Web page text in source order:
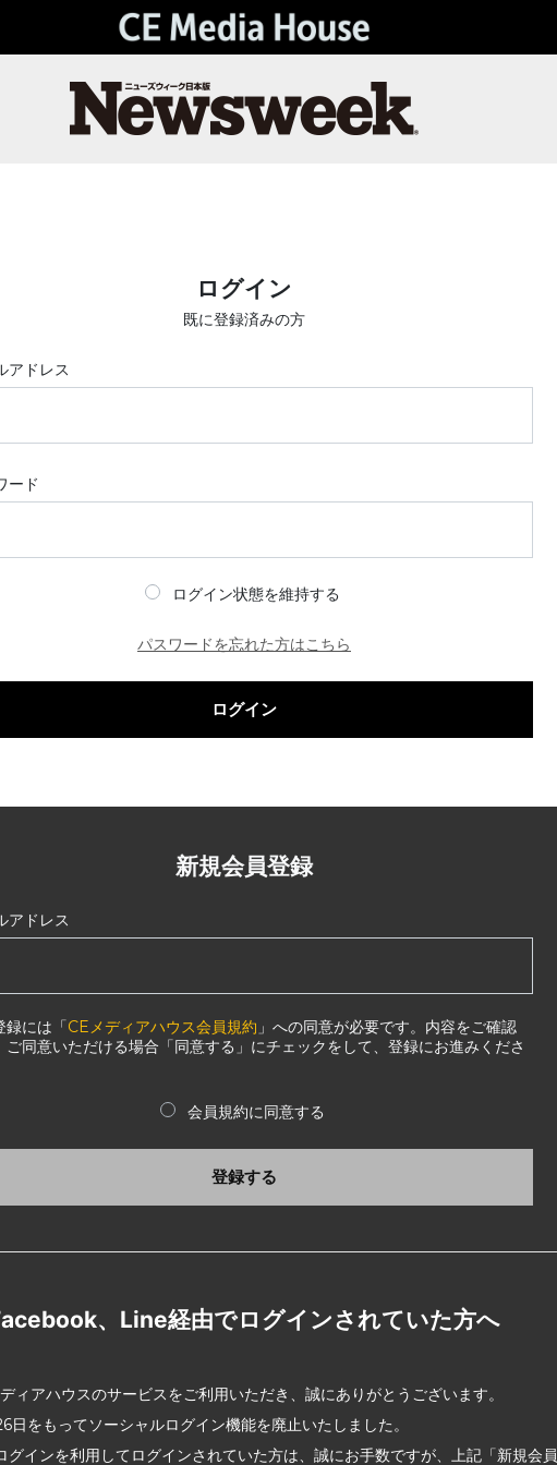
ログイン
既に登録済みの方
アドレス
ード
ログイン状態を維持する
パスワードを忘れた方はこちら
ログイン
新規会員登録
アドレス
録には「CEメディアハウス会員規約 」への同意が必要です。内容をご確認
ご同意いただける場合「同意する」にチェックをして、登録にお進みくださ
会員規約に同意する
登録する
、Line経由でログインされていた方へ
ィアハウスのサービスをご利用いただき、誠にありがとうございます。
日をもってソーシャルログイン機能を廃止いたしました。
グインを利用してログインされていた方は、誠にお手数ですが、上記「新規会員